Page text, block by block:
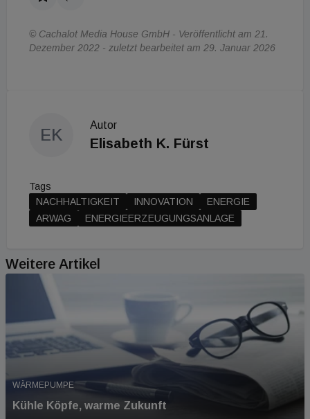
© Cachalot Media House GmbH - Veröffentlicht am 21.
Dezember 2022 - zuletzt bearbeitet am 29. Januar 2026
EK
Autor
Elisabeth K. Fürst
Tags
NACHHALTIGKEIT
INNOVATION
ENERGIE
ARWAG
ENERGIEERZEUGUNGSANLAGE
Weitere Artikel
WÄRMEPUMPE
Kühle Köpfe, warme Zukunft